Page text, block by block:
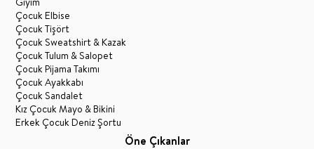
Çocuk Elbise
Çocuk Tişört
Çocuk Sweatshirt & Kazak
Çocuk Tulum & Salopet
Çocuk Pijama Takımı
Çocuk Ayakkabı
Çocuk Sandalet
Kız Çocuk Mayo & Bikini
Erkek Çocuk Deniz Şortu
Öne Çıkanlar